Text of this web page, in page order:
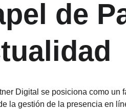
de
Digital se posiciona como un
la gestión de la presencia en